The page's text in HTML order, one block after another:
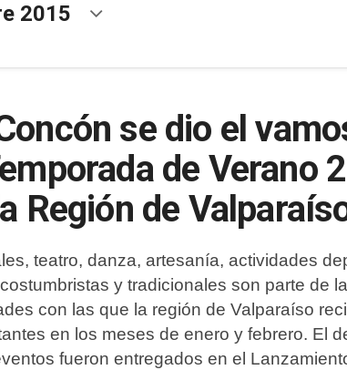
2015
se dio el
de Verano
Región de
teatro, danza, artesanía, actividades
y tradicionales son parte de
con las que la región de Valparaíso
en los meses de enero y febrero. El
fueron entregados en el